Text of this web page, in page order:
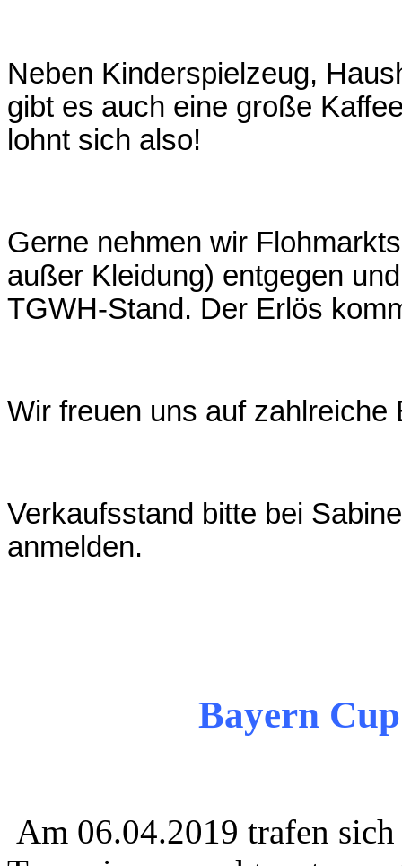
Neben Kinderspielzeug,
gibt es auch eine große
lohnt sich also!
Gerne nehmen wir
außer Kleidung) entgegen
TGWH-Stand. Der Erlös
Wir freuen uns auf zahlreiche
Verkaufsstand bitte bei
anmelden.
Bayern
Am 06.04.2019 trafen